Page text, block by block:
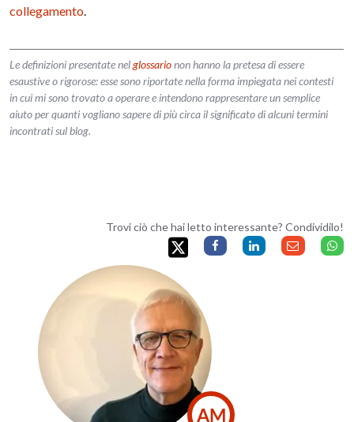
collegamento.
Le definizioni presentate nelglossarionon hanno la pretesa di essere
esaustive o rigorose: esse sono riportate nella forma impiegata nei contesti
in cui mi sono trovato a operare e intendono rappresentare un semplice
aiuto per quanti vogliano sapere di più circa il significato di alcuni termini
incontrati sul blog.
Trovi ciò che hai letto interessante? Condividilo!
AM